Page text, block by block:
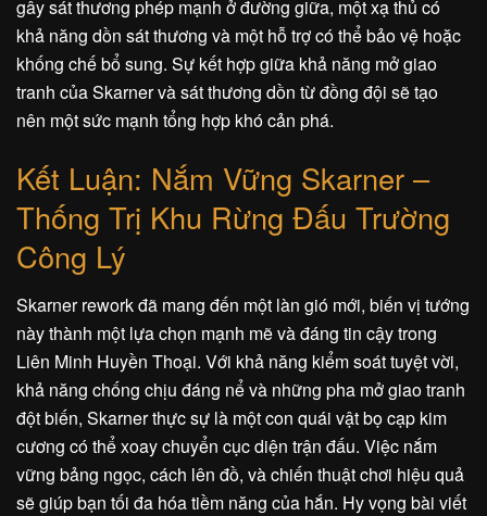
gây sát thương phép mạnh ở đường giữa, một xạ thủ có
khả năng dồn sát thương và một hỗ trợ có thể bảo vệ hoặc
khống chế bổ sung. Sự kết hợp giữa khả năng mở giao
tranh của Skarner và sát thương dồn từ đồng đội sẽ tạo
nên một sức mạnh tổng hợp khó cản phá.
Kết Luận: Nắm Vững Skarner –
Thống Trị Khu Rừng Đấu Trường
Công Lý
Skarner rework đã mang đến một làn gió mới, biến vị tướng
này thành một lựa chọn mạnh mẽ và đáng tin cậy trong
Liên Minh Huyền Thoại. Với khả năng kiểm soát tuyệt vời,
khả năng chống chịu đáng nể và những pha mở giao tranh
đột biến, Skarner thực sự là một con quái vật bọ cạp kim
cương có thể xoay chuyển cục diện trận đấu. Việc nắm
vững bảng ngọc, cách lên đồ, và chiến thuật chơi hiệu quả
sẽ giúp bạn tối đa hóa tiềm năng của hắn. Hy vọng bài viết